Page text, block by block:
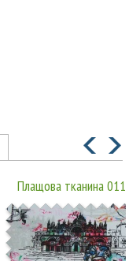
Плащова тканина